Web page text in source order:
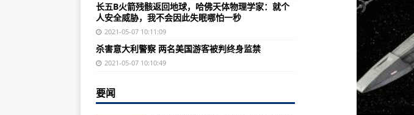
俄罗斯伞兵正在购买新型可空投火炮枪
俄罗斯的米格战斗机拦截器为何经受住了时间的考验
突发！今天凌晨，民警处警中遇袭，不幸牺牲，年仅41岁！
多款国产航天新型应急安防产品亮相长三角国际应急减灾和救援博览会
动物们要搬家啦！兰州市动物园5月14日起正式闭园 野生动物园10月前开放
长五B火箭残骸返回地球，哈佛天体物理学家：就个
人安全威胁，我不会因此失眠哪怕一秒
2021-05-07 10:11:09
杀害意大利警察 两名美国游客被判终身监禁
2021-05-07 10:10:49
要闻